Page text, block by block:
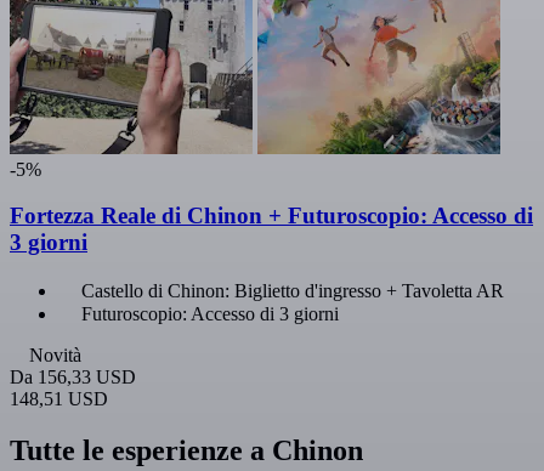
-5%
Fortezza Reale di Chinon + Futuroscopio: Accesso di
3 giorni
Castello di Chinon: Biglietto d'ingresso + Tavoletta AR
Futuroscopio: Accesso di 3 giorni
Novità
Da 156,33 USD
148,51 USD
Tutte le esperienze a Chinon